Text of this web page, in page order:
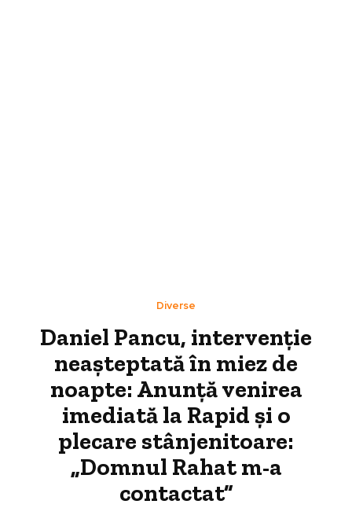
Diverse
Daniel Pancu, intervenție
neașteptată în miez de
noapte: Anunță venirea
imediată la Rapid și o
plecare stânjenitoare:
„Domnul Rahat m-a
contactat”